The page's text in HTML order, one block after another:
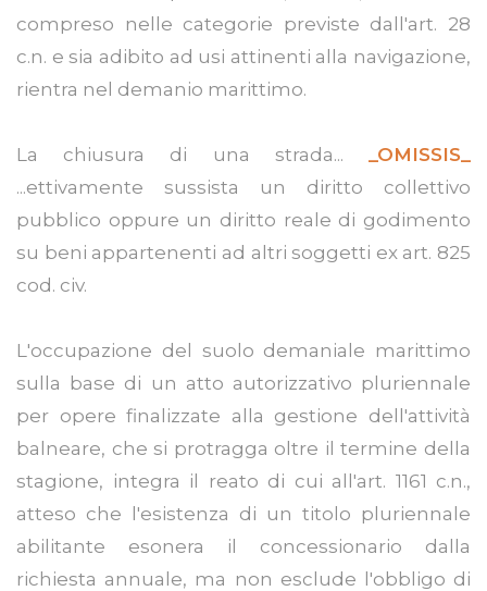
compreso nelle categorie previste dall'art. 28
c.n. e sia adibito ad usi attinenti alla navigazione,
rientra nel demanio marittimo.
La chiusura di una strada...
_OMISSIS_
...ettivamente sussista un diritto collettivo
pubblico oppure un diritto reale di godimento
su beni appartenenti ad altri soggetti ex art. 825
cod. civ.
L'occupazione del suolo demaniale marittimo
sulla base di un atto autorizzativo pluriennale
per opere finalizzate alla gestione dell'attività
balneare, che si protragga oltre il termine della
stagione, integra il reato di cui all'art. 1161 c.n.,
atteso che l'esistenza di un titolo pluriennale
abilitante esonera il concessionario dalla
richiesta annuale, ma non esclude l'obbligo di